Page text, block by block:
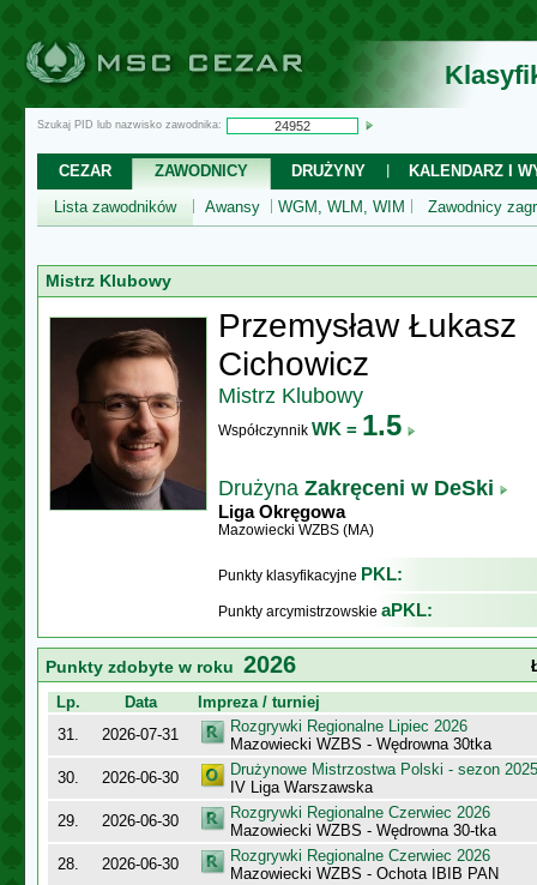
Szukaj PID lub nazwisko zawodnika:
CEZAR ZAWODNICY DRUŻYNY
KALENDARZ I
Lista zawodników
Awansy WGM, WLM, WIM Zawodnicy
Mistrz Klubowy
Przemysław Łukasz
Cichowicz
Mistrz Klubowy
Współczynnik WK = 1.5
Drużyna Zakręceni w DeSki
Liga Okręgowa
Mazowiecki WZBS (MA)
Punkty klasyfikacyjne PKL:
Punkty arcymistrzowskie aPKL:
Punkty zdobyte w roku 2026
Lp.
Data
Impreza / turniej
31.
2026-07-31
Rozgrywki Regionalne Lipiec 2026
Mazowiecki WZBS - Wędrowna 30tka
30.
2026-06-30
Drużynowe Mistrzostwa Polski - sezon
IV Liga Warszawska
29.
2026-06-30
Rozgrywki Regionalne Czerwiec 2026
Mazowiecki WZBS - Wędrowna 30-tka
28.
2026-06-30
Rozgrywki Regionalne Czerwiec 2026
Mazowiecki WZBS - Ochota IBIB PAN